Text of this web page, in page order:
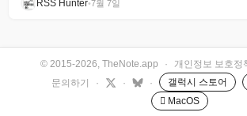
RSS Hunter•7월 7일
© 2015-2026, TheNote.app · 개인정보 보호정
문의하기
· · · 갤럭시 스토어
 MacOS